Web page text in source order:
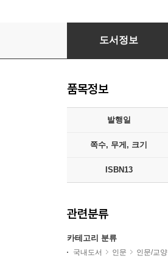
이성적 낙관주의자
도서정보
품목정보
발행일
쪽수, 무게, 크기
ISBN13
관련분류
카테고리 분류
국내도서 인문 인문/교양